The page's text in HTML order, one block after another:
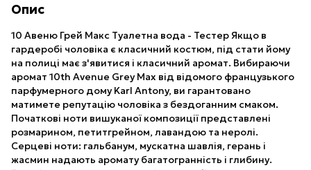
Опис
10 Авеню Грей Макс Туалетна вода - Тестер Якщо в
гардеробі чоловіка є класичний костюм, під стати йому
на полиці має з'явитися і класичний аромат. Вибираючи
аромат 10th Avenue Grey Max від відомого французького
парфумерного дому Karl Antony, ви гарантовано
матимете репутацію чоловіка з бездоганним смаком.
Початкові ноти вишуканої композиції представлені
розмарином, петитгрейном, лавандою та неролі.
Серцеві ноти: гальбанум, мускатна шавлія, герань і
жасмин надають аромату багатогранність і глибину.